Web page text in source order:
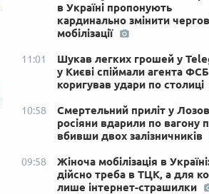
в Україні пропонують
кардинально змінити
мобілізації
11:01
Шукав легких грошей у
у Києві спіймали агента
коригував удари по столиці
10:58
Смертельний приліт у
росіяни вдарили по вагону
вбивши двох залізничників
09:58
Жіноча мобілізація в
дійсно треба в ТЦК, а для
лише інтернет-страшилки